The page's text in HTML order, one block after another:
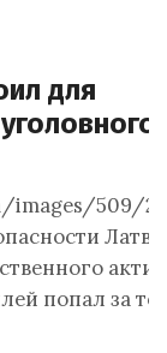
для
509/
попал за то,